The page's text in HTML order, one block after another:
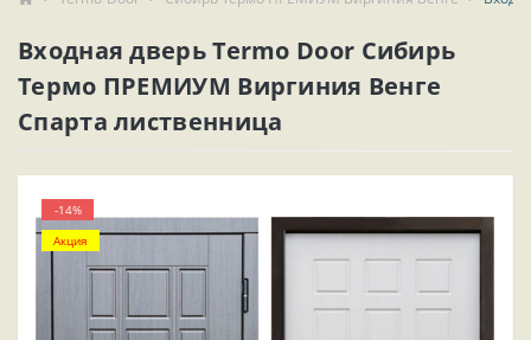
Входная дверь Termo Door Сибирь
Термо ПРЕМИУМ Виргиния Венге
Спарта лиственница
-14%
Акция